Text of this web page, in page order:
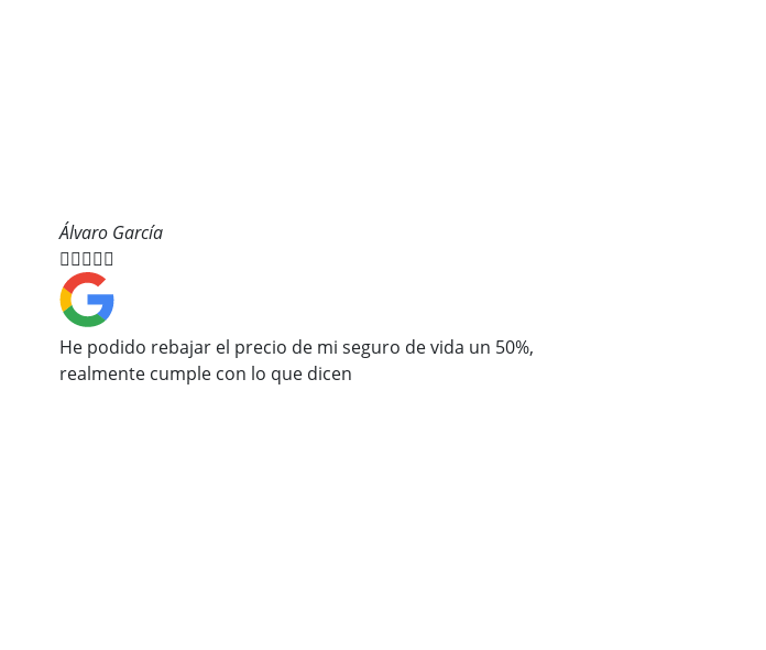
Álvaro García

He podido rebajar el precio de mi seguro de vida un 50%,
realmente cumple con lo que dicen